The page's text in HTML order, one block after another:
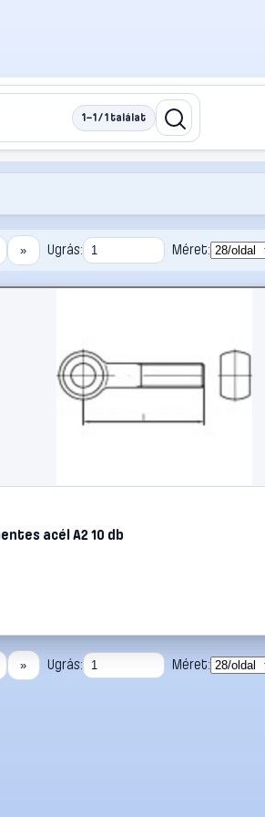
1–1 / 1 találat
» Ugrás: Méret:
acél A2 10 db
» Ugrás: Méret: